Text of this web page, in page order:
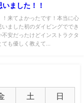
いました！！
！来てよかったです！本当に心
いました初のダイビングででき
不安だったけどインストラクタ
も優しく教えて...
土 日